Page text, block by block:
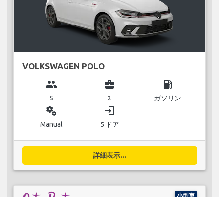
VOLKSWAGEN POLO
group
5
business_center
2
local_gas_station
ガソリン
miscellaneous_services
Manual
login
5 ドア
詳細表示...
小型車